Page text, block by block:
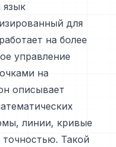
язык
для
на более
управление
на
описывает
линии, кривые
Такой